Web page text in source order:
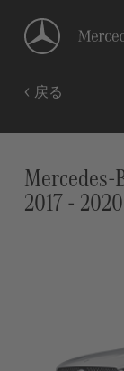
戻る
Mercedes-
2017 - 2020